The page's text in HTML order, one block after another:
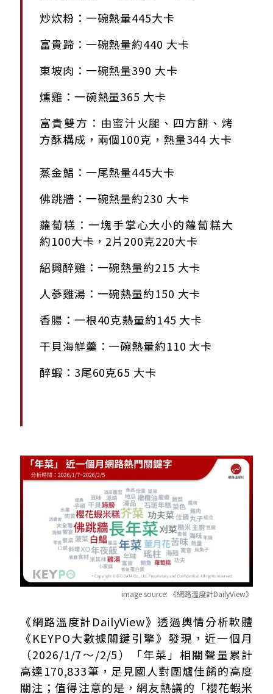
炒炊粉：一碗熱量445大卡
富貴蹄：一碗熱量約440 大卡
東坡肉：一碗熱量390 大卡
燻雞：一碗熱量365 大卡
富貴雙方：由蜜汁火腿、四方餅、烤
方酥構成，兩個100克，熱量344 大卡
蒸金鯧：一尾熱量445大卡
佛跳牆：一碗熱量約230 大卡
蘿蔔糕：一塊手掌心大小的蘿蔔糕大
約100大卡，2片200克220大卡
紹興醉雞：一碗熱量約215 大卡
人蔘雞湯：一碗熱量約150 大卡
香腸：一根40克熱量約145 大卡
干貝海鮮羹：一碗熱量約110 大卡
醉蝦：3尾60克65 大卡
image source: 《網路溫度計DailyView》
《網路溫度計DailyView》透過輿情分析軟體
《KEYPO大數據關鍵引擎》發現，近一個月
（2026/1/7～/2/5）「年菜」相關聲量累計
高達170,833筆，足見國人對圍爐佳餚的高度
關注；值得注意的是，網友熱議的「櫻花蝦米